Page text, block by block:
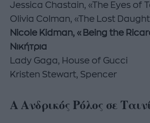
Jessica Chastain, «The Eyes of
Olivia Colman, «The Lost
Nicole Kidman, «Being the
Νικήτρια
Lady Gaga, House of Gucci
Kristen Stewart, Spencer
Α Ανδρικός Ρόλος σε